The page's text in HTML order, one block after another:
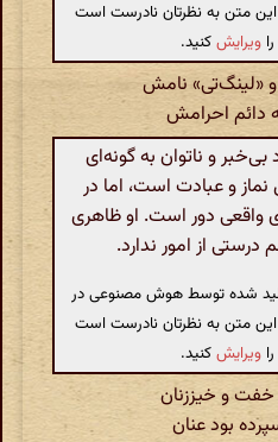
این متن به نظرتان نادرست است
ویرایشکنید.
نامش
دائم احرامش
و ناتوان به گونه‌ای
و عبادت است، اما در
واقعی دور است. او ظاهری
درستی از امور ندارد.
شده توسط هوش مصنوعی در
این متن به نظرتان نادرست است
ویرایشکنید.
خفت و خیززنان
بود عنان